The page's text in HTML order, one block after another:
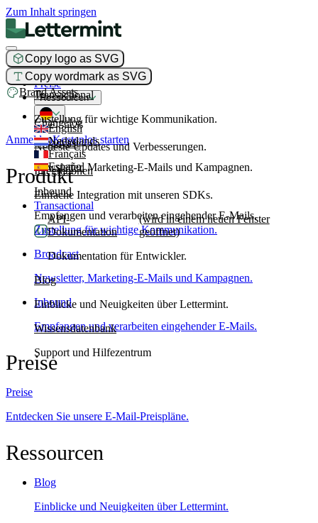
Zum Inhalt springen
Copy logo as SVG
Copy wordmark as SVG
Brand Assets
Produkt
Transactional
Zustellung für wichtige Kommunikation.
Broadcast
Newsletter, Marketing-E-Mails und Kampagnen.
Inbound
Empfangen und verarbeiten eingehender E-Mails.
Preise
Ressourcen
Changelog
Neueste Updates und Verbesserungen.
Integrationen
Einfache Integration mit unseren SDKs.
API-
Dokumentation
(wird in einem neuen Fenster
geöffnet)
Dokumentation für Entwickler.
Blog
Einblicke und Neuigkeiten über Lettermint.
Wissensdatenbank
Support und Hilfezentrum
English
Nederlands
Français
Español
AnmeldenKostenlos starten
Produkt
Transactional
Zustellung für wichtige Kommunikation.
Broadcast
Newsletter, Marketing-E-Mails und Kampagnen.
Inbound
Empfangen und verarbeiten eingehender E-Mails.
Preise
Preise
Entdecken Sie unsere E-Mail-Preispläne.
Ressourcen
Blog
Einblicke und Neuigkeiten über Lettermint.